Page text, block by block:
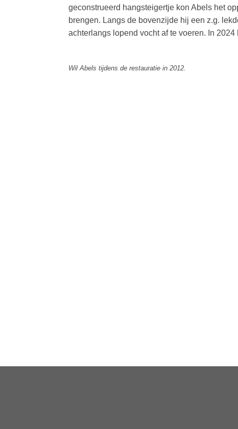
geconstrueerd hangsteigertje kon Abels het
brengen. Langs de bovenzijde hij een z.g.
achterlangs lopend vocht af te voeren. In
Wil Abels tijdens de restauratie in 2012.